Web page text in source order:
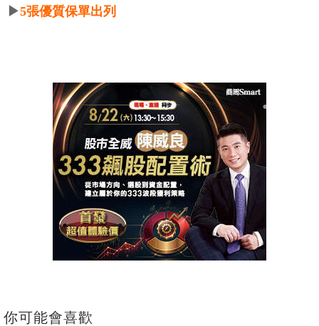
▶5張優質保單出列
你可能會喜歡